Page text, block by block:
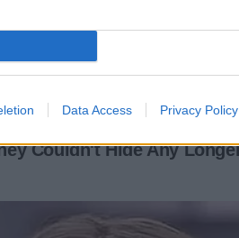
Data Access Privacy Policy